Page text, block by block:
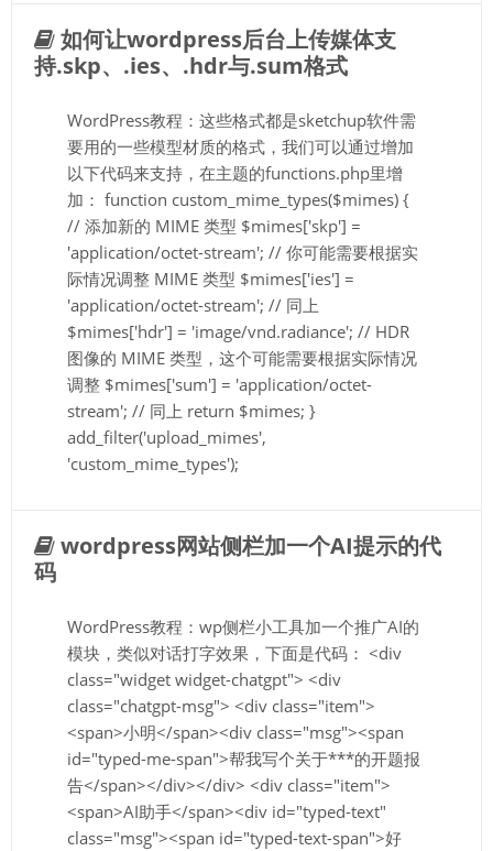
如何让wordpress后台上传媒体支
持.skp、.ies、.hdr与.sum格式
WordPress教程：这些格式都是sketchup软件需
要用的一些模型材质的格式，我们可以通过增加
以下代码来支持，在主题的functions.php里增
加： function custom_mime_types($mimes) {
// 添加新的 MIME 类型 $mimes['skp'] =
'application/octet-stream'; // 你可能需要根据实
际情况调整 MIME 类型 $mimes['ies'] =
'application/octet-stream'; // 同上
$mimes['hdr'] = 'image/vnd.radiance'; // HDR
图像的 MIME 类型，这个可能需要根据实际情况
调整 $mimes['sum'] = 'application/octet-
stream'; // 同上 return $mimes; }
add_filter('upload_mimes',
'custom_mime_types');
wordpress网站侧栏加一个AI提示的代
码
WordPress教程：wp侧栏小工具加一个推广AI的
模块，类似对话打字效果，下面是代码： <div
class="widget widget-chatgpt"> <div
class="chatgpt-msg"> <div class="item">
<span>小明</span><div class="msg"><span
id="typed-me-span">帮我写个关于***的开题报
告</span></div></div> <div class="item">
<span>AI助手</span><div id="typed-text"
class="msg"><span id="typed-text-span">好